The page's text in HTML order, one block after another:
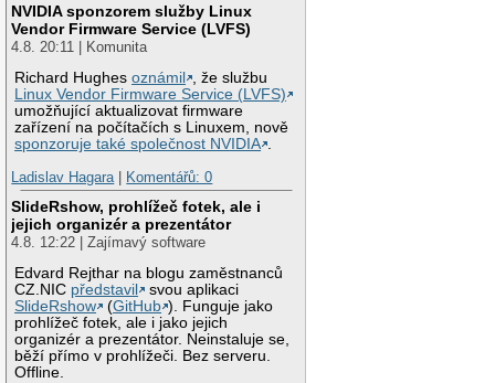
NVIDIA sponzorem služby Linux
Vendor Firmware Service (LVFS)
4.8. 20:11 | Komunita
Richard Hughesoznámil
, že službu
Linux Vendor Firmware Service (LVFS)
umožňující aktualizovat firmware
zařízení na počítačích s Linuxem, nově
sponzoruje také společnost NVIDIA .
Ladislav Hagara| Komentářů: 0
SlideRshow, prohlížeč fotek, ale i
jejich organizér a prezentátor
4.8. 12:22 | Zajímavý software
Edvard Rejthar na blogu zaměstnanců
CZ.NIC představil
svou aplikaci
SlideRshow
(GitHub ). Funguje jako
prohlížeč fotek, ale i jako jejich
organizér a prezentátor. Neinstaluje se,
běží přímo v prohlížeči. Bez serveru.
Offline.